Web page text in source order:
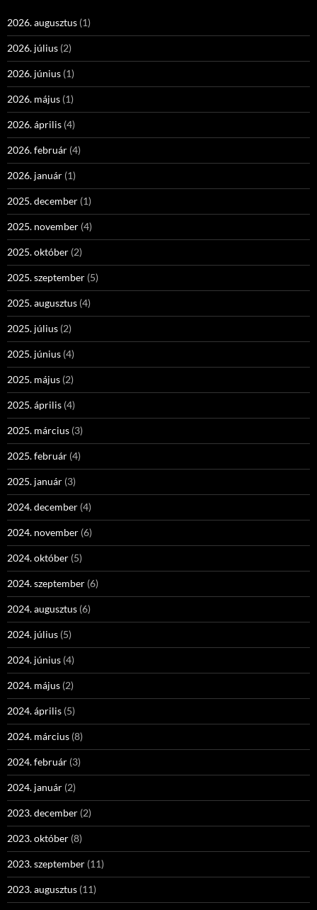
2026. augusztus (1)
2026. július (2)
2026. június (1)
2026. május (1)
2026. április (4)
2026. február (4)
2026. január (1)
2025. december (1)
2025. november (4)
2025. október (2)
2025. szeptember (5)
2025. augusztus (4)
2025. július (2)
2025. június (4)
2025. május (2)
2025. április (4)
2025. március (3)
2025. február (4)
2025. január (3)
2024. december (4)
2024. november (6)
2024. október (5)
2024. szeptember (6)
2024. augusztus (6)
2024. július (5)
2024. június (4)
2024. május (2)
2024. április (5)
2024. március (8)
2024. február (3)
2024. január (2)
2023. december (2)
2023. október (8)
2023. szeptember (11)
2023. augusztus (11)